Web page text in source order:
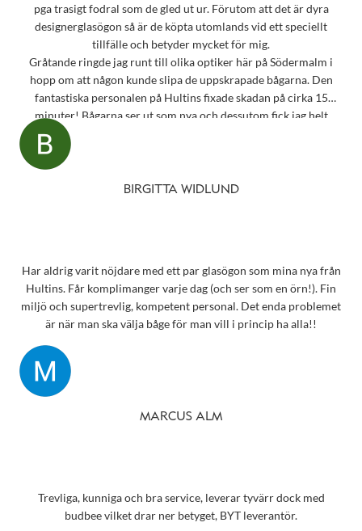
pga trasigt fodral som de gled ut ur. Förutom att det är dyra
designerglasögon så är de köpta utomlands vid ett speciellt
tillfälle och betyder mycket för mig.
Gråtande ringde jag runt till olika optiker här på Södermalm i
hopp om att någon kunde slipa de uppskrapade bågarna. Den
fantastiska personalen på Hultins fixade skadan på cirka 15
minuter! Bågarna ser ut som nya och dessutom fick jag helt
oväntat en underbar gåva – ett sprillans nytt fodral från samma
märke som mina solglasögon! Vilken fantastisk service! Kommer
Snart behöver jag boka tid för en synundersökning och jag vet
BIRGITTA WIDLUND
Har aldrig varit nöjdare med ett par glasögon som mina nya från
Hultins. Får komplimanger varje dag (och ser som en örn!). Fin
miljö och supertrevlig, kompetent personal. Det enda problemet
är när man ska välja båge för man vill i princip ha alla!!
MARCUS ALM
Trevliga, kunniga och bra service, leverar tyvärr dock med
budbee vilket drar ner betyget, BYT leverantör.